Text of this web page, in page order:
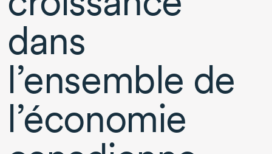
dans
l’ensemble de
l’économie